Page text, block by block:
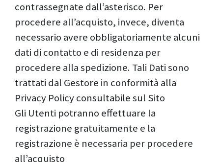
contrassegnate dall’asterisco. Per
procedere all’acquisto, invece, diventa
necessario avere obbligatoriamente alcuni
dati di contatto e di residenza per
procedere alla spedizione. Tali Dati sono
trattati dal Gestore in conformità alla
Privacy Policy consultabile sul Sito
Gli Utenti potranno effettuare la
registrazione gratuitamente e la
registrazione è necessaria per procedere
all’acquisto